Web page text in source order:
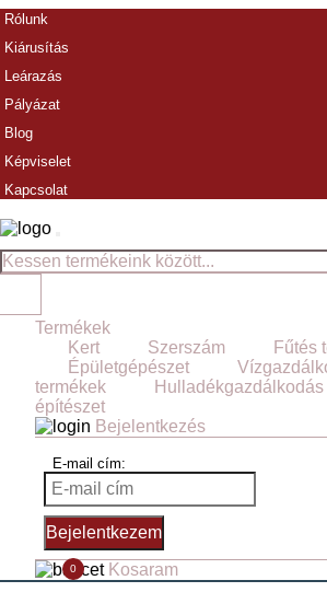
Rólunk
Kiárusítás
Leárazás
Pályázat
Blog
Képviselet
Kapcsolat
Termékek
Kert
Szerszám
Fűtés
Épületgépészet
termékek
Hulladékgazdálkodás
építészet
Bejelentkezés
E-mail cím:
Bejelentkezem
Kosaram
0